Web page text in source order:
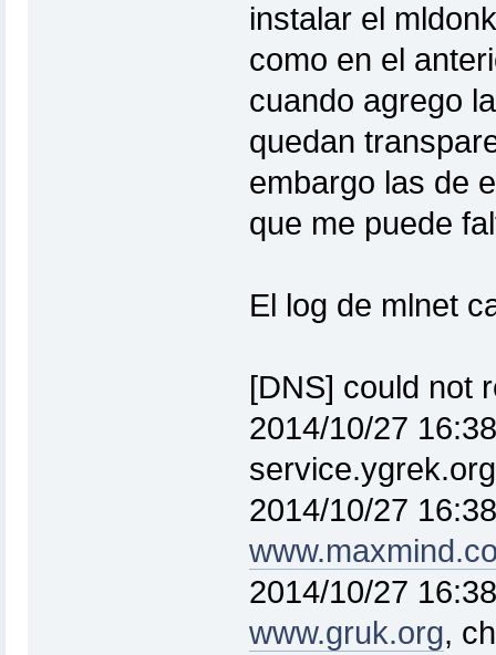
instalar el
como en el
cuando agrego
quedan
embargo las de
que me puede
El log de mlnet
[DNS] could not
2014/10/27
2014/10/27
2014/10/27
www.gruk.org,